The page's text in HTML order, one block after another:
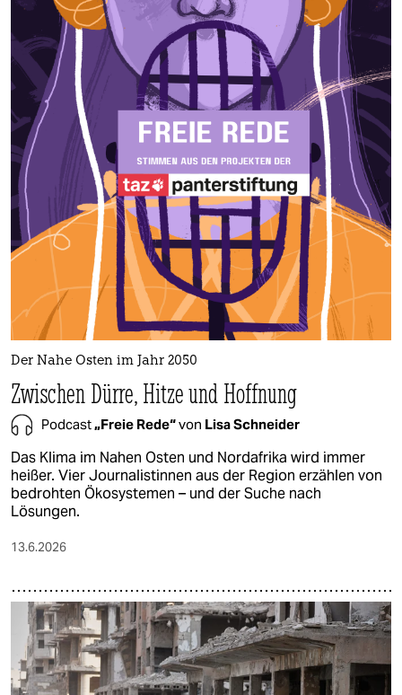
Der Nahe Osten im Jahr 2050
Zwischen Dürre, Hitze und Hoffnung
Podcast„Freie Rede“von Lisa Schneider
Das Klima im Nahen Osten und Nordafrika wird immer
heißer. Vier Journalistinnen aus der Region erzählen von
bedrohten Ökosystemen – und der Suche nach
Lösungen.
13.6.2026